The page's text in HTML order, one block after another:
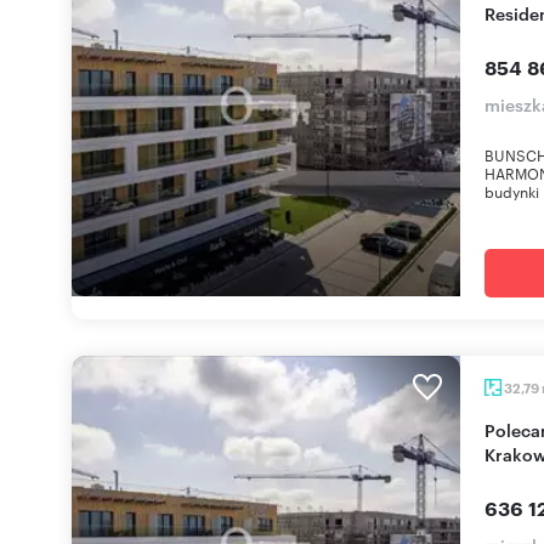
854
budynki
32,79
Polecam nowoczesne 1 pokój z balkonem w
636